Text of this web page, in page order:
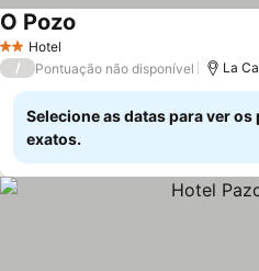
2 Estrelas
Hotel
O Pozo
/ Pontuação não disponível La
Selecione as datas para ver os
exatos.